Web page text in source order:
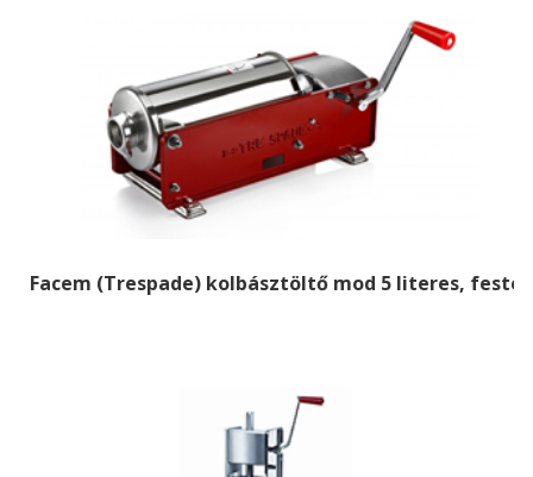
Facem (Trespade) kolbásztöltő mod 5 literes,